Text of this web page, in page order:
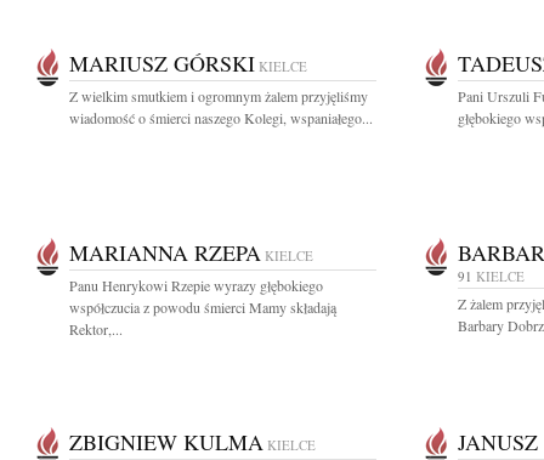
MARIUSZ GÓRSKI KIELCE
Z wielkim smutkiem i ogromnym żalem przyjęliśmy
wiadomość o śmierci naszego Kolegi, wspaniałego...
Pani Urszuli
głębokiego
MARIANNA RZEPA KIELCE
Panu Henrykowi Rzepie wyrazy głębokiego
współczucia z powodu śmierci Mamy składają
Rektor,...
91 KIELCE
Z żalem
Barbary
ZBIGNIEW KULMA KIELCE